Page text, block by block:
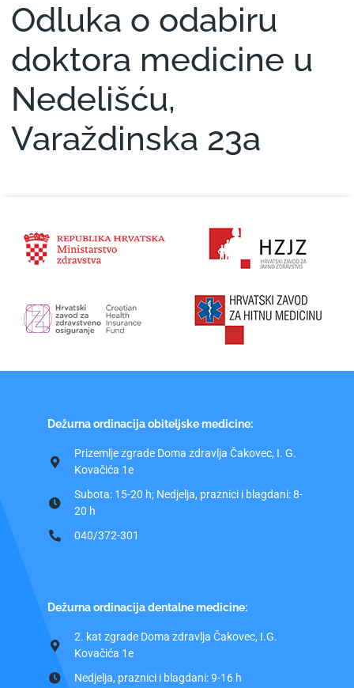
Odluka o odabiru
doktora medicine u
Nedelišću,
Varaždinska 23a
Dežurna ordinacija obiteljske medicine:
Prizemlje zgrade Doma zdravlja Čakovec, I. G.
Kovačića 1e
Subota: 15-20 h; Nedjelja, praznici i blagdani: 8-
20 h
040/372-301
Dežurna ordinacija dentalne medicine:
2. kat zgrade Doma zdravlja Čakovec, I.G.
Kovačića 1e
Nedjelja, praznici i blagdani: 9-16 h